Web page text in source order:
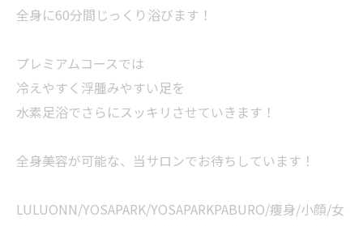
全身に60分間じっくり浴びます！
プレミアムコースでは
冷えやすく浮腫みやすい足を
水素足浴でさらにスッキリさせていきます！
全身美容が可能な、当サロンでお待ちしています！
LULUONN/YOSAPARK/YOSAPARKPABURO/痩身/小顔/女